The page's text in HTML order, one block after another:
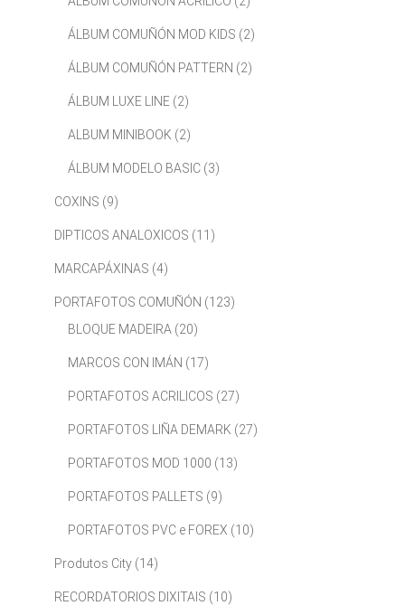
ÁLBUM COMUÑÓN MOD KIDS (2)
ÁLBUM COMUÑÓN PATTERN (2)
ÁLBUM LUXE LINE (2)
ALBUM MINIBOOK (2)
ÁLBUM MODELO BASIC (3)
COXINS (9)
DIPTICOS ANALOXICOS (11)
MARCAPÁXINAS (4)
PORTAFOTOS COMUÑÓN (123)
BLOQUE MADEIRA (20)
MARCOS CON IMÁN (17)
PORTAFOTOS ACRILICOS (27)
PORTAFOTOS LIÑA DEMARK (27)
PORTAFOTOS MOD 1000 (13)
PORTAFOTOS PALLETS (9)
PORTAFOTOS PVC e FOREX (10)
Produtos City (14)
RECORDATORIOS DIXITAIS (10)